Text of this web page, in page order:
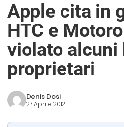
Apple cita in
HTC e
violato alcuni
proprietari
Denis Dosi
27 Aprile 2012